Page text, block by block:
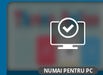
NUMAI PENTRU PC